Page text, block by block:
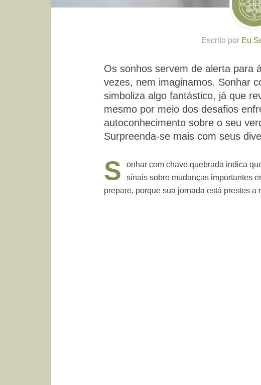
Escrito por Eu
Os sonhos servem de alerta para
vezes, nem imaginamos. Sonhar
simboliza algo fantástico, já que
mesmo por meio dos desafios
autoconhecimento sobre o seu
Surpreenda-se mais com seus
S onhar com chave quebrada indica
sinais sobre mudanças importantes
prepare, porque sua jornada está prestes a